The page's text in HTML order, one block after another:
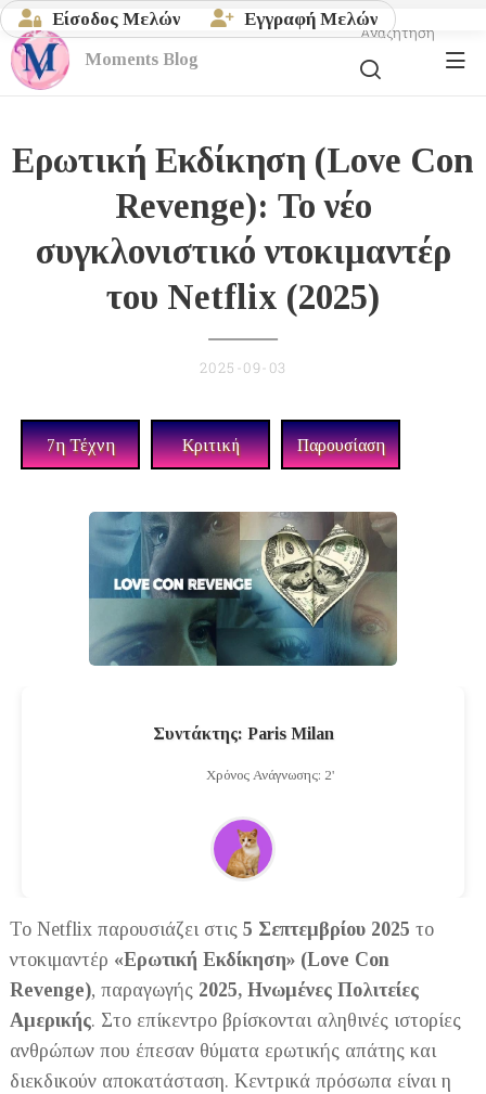
Είσοδος Μελών Εγγραφή Μελών
Moments Blog
Αναζήτηση
Ερωτική Εκδίκηση (Love Con
Revenge): Το νέο
συγκλονιστικό ντοκιμαντέρ
του Netflix (2025)
2025-09-03
7η Τέχνη Κριτική Παρουσίαση
Συντάκτης: Paris Milan
Χρόνος Ανάγνωσης: 2'
Το Netflix παρουσιάζει στις5 Σεπτεμβρίου 2025 το
ντοκιμαντέρ «Ερωτική Εκδίκηση» (Love Con
Revenge), παραγωγής 2025, Ηνωμένες Πολιτείες
Αμερικής. Στο επίκεντρο βρίσκονται αληθινές ιστορίες
ανθρώπων που έπεσαν θύματα ερωτικής απάτης και
διεκδικούν αποκατάσταση. Κεντρικά πρόσωπα είναι η